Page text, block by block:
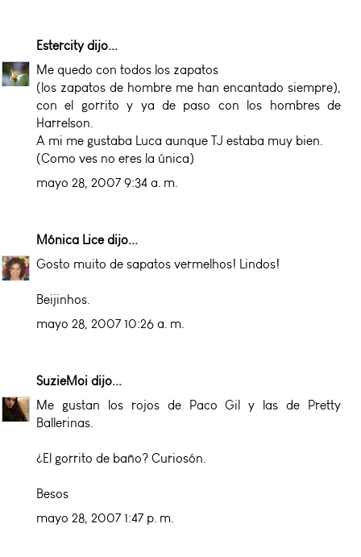
Estercitydijo...
Me quedo con todos los zapatos
(los zapatos de hombre me han encantado siempre),
con el gorrito y ya de paso con los hombres de
Harrelson.
A mi me gustaba Luca aunque TJ estaba muy bien.
(Como ves no eres la única)
mayo 28, 2007 9:34 a. m.
Mónica Licedijo...
Gosto muito de sapatos vermelhos! Lindos!
Beijinhos.
mayo 28, 2007 10:26 a. m.
SuzieMoi dijo...
Me gustan los rojos de Paco Gil y las de Pretty
Ballerinas.
¿El gorrito de baño? Curiosón.
Besos
mayo 28, 2007 1:47 p. m.